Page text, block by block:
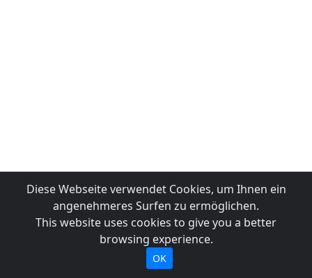
Diese Webseite verwendet Cookies, um Ihnen ein
angenehmeres Surfen zu ermöglichen.
This website uses cookies to give you a better
browsing experience.
OK